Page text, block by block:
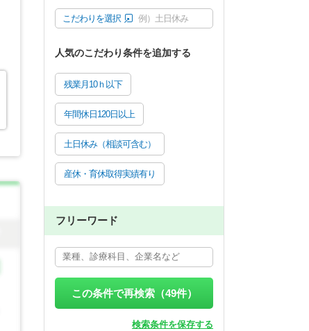
こだわりを選択 例）土日休み
人気のこだわり条件を追加する
残業月10ｈ以下
年間休日120日以上
土日休み（相談可含む）
産休・育休取得実績有り
フリーワード
この条件で再検索（49件）
検索条件を保存する